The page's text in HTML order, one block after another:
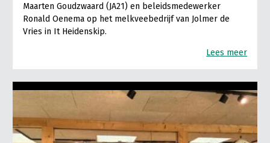
Maarten Goudzwaard (JA21) en beleidsmedewerker
Ronald Oenema op het melkveebedrijf van Jolmer de
Vries in It Heidenskip.
Lees meer